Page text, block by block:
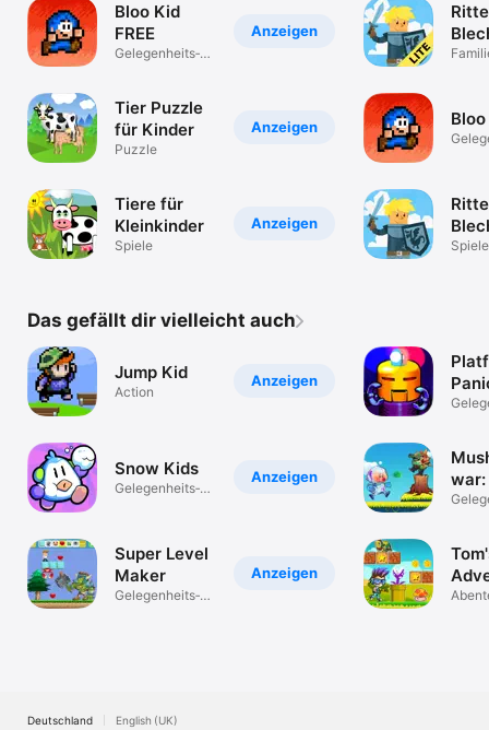
Anzeigen
Bloo Kid
FREE
Gelegenheits­
Anzeigen
Tier Puzzle
für Kinder
Puzzle
Anzeigen
Tiere für
Kleinkinder
Spiele Spiele
Das gefällt dir vielleicht auch
Anzeigen
Jump Kid
Action
Anzeigen
Snow Kids
Gelegenheits­
Anzeigen
Super Level
Maker
Gelegenheits­
war:
Deutschland English (UK)